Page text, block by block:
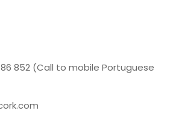
852 (Call to mobile Portuguese